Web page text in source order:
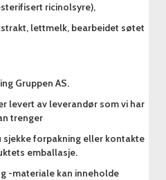
ricinolsyre),
lettmelk, bearbeidet søtet
Gruppen AS.
levert av leverandør som vi har
trenger
sjekke forpakning eller kontakte
emballasje.
-materiale kan inneholde